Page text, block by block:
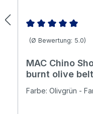
Durchschnittliche
(Ø Bewertung: 5.0)
MAC Chino
burnt olive belt
Farbe: Olivgrün -